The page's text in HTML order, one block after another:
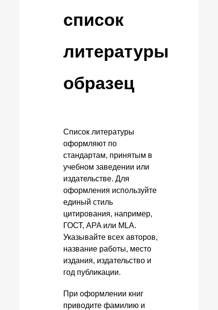
список
литературы
образец
Список литературы
оформляют по
стандартам, принятым в
учебном заведении или
издательстве. Для
оформления используйте
единый стиль
цитирования, например,
ГОСТ, APA или MLA.
Указывайте всех авторов,
название работы, место
издания, издательство и
год публикации.
При оформлении книг
приводите фамилию и